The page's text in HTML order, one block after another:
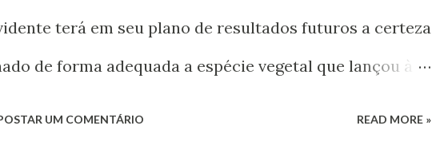
terá em seu plano de resultados futuros a certeza
de forma adequada a espécie vegetal que lançou à
UM COMENTÁRIO READ MORE »